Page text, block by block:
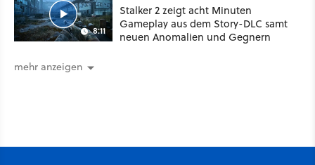
8:11
Stalker 2 zeigt acht Minuten
Gameplay aus dem Story-DLC samt
neuen Anomalien und Gegnern
mehr anzeigen